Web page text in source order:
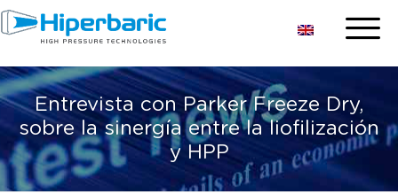
Entrevista con Parker Freeze Dry,
sobre la sinergía entre la liofilización
y HPP